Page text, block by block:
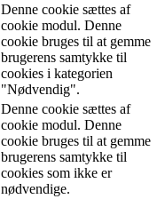
Denne cookie sættes af
cookie modul. Denne
cookie bruges til at gemme
brugerens samtykke til
cookies i kategorien
"Nødvendig".
Denne cookie sættes af
cookie modul. Denne
cookie bruges til at gemme
brugerens samtykke til
cookies som ikke er
nødvendige.